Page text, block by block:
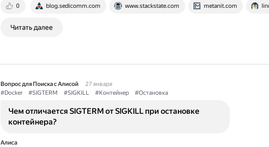
0 blog.sedicomm.com www.stackstate.com metanit.com
Читать далее
Вопрос для Поиска с Алисой
27 января
#Docker
#SIGTERM #SIGKILL #Контейнер #Остановка
Чем отличается SIGTERM от SIGKILL при остановке
контейнера?
Алиса